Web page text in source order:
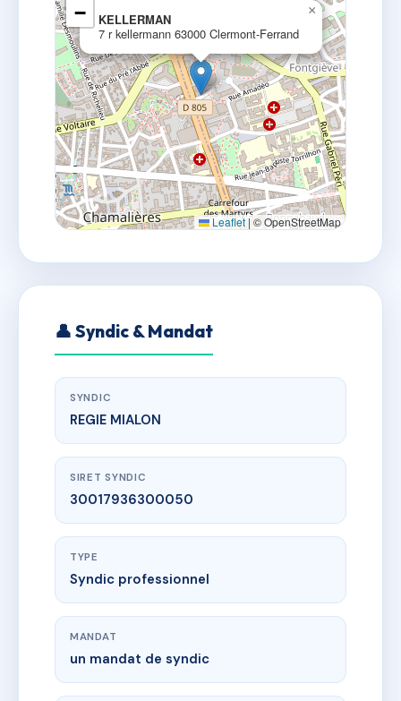
KELLERMAN
7 r kellermann 63000 Clermont-Ferrand
×
−
Leaflet |© OpenStreetMap
👤 Syndic & Mandat
SYNDIC
REGIE MIALON
SIRET SYNDIC
30017936300050
TYPE
Syndic professionnel
MANDAT
un mandat de syndic